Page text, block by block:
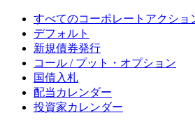
すべてのコーポレートアクショ
デフォルト
新規債券発行
コール / プット・オプション
国債入札
配当カレンダー
投資家カレンダー